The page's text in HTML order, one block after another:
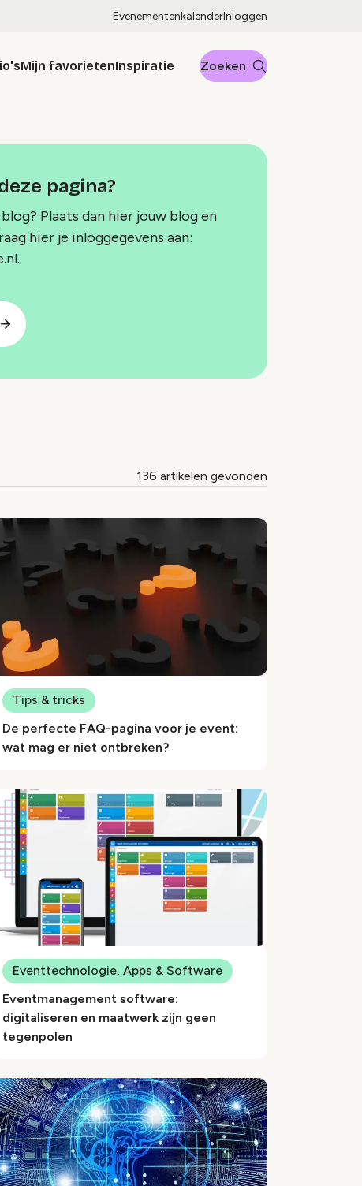
EvenementenkalenderInloggen
Mijn favorietenInspiratie Zoeken
pagina?
Plaats dan hier jouw blog en
hier je inloggegevens aan:
136 artikelen gevonden
De perfecte FAQ-pagina voor je event:
wat mag er niet ontbreken?
Tips & tricks
Eventmanagement software:
digitaliseren en maatwerk zijn geen
tegenpolen
Eventtechnologie, Apps & Software